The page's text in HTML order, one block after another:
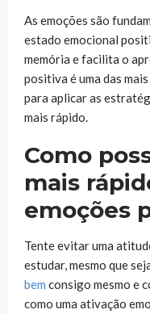
As emoções são
estado emocional
memória e facilita o
positiva é uma das
para aplicar as
mais rápido.
Como
mais
emoções
Tente evitar uma
estudar, mesmo que
bem consigo mesmo e
como uma ativação